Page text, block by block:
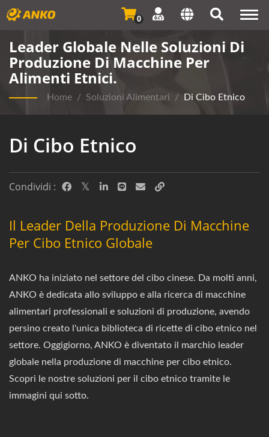
0
Leader Globale Nelle Soluzioni Di
Produzione Di Macchine Per
Alimenti Etnici.
Home / Soluzioni Alimentari / Di Cibo Etnico
Di Cibo Etnico
Condividi :
Il Leader Della Produzione Di Macchine
Per Cibo Etnico Globale
ANKO ha iniziato nel settore del cibo cinese. Da molti anni,
ANKO è dedicata allo sviluppo e alla ricerca di macchine
alimentari professionali e soluzioni di produzione, avendo
persino creato l'unica biblioteca di ricette di cibo etnico nel
settore. Oggigiorno, ANKO è diventato il marchio leader
globale nella produzione di macchine per cibo etnico.
Scopri le nostre soluzioni per il cibo etnico tramite le
immagini qui sotto.